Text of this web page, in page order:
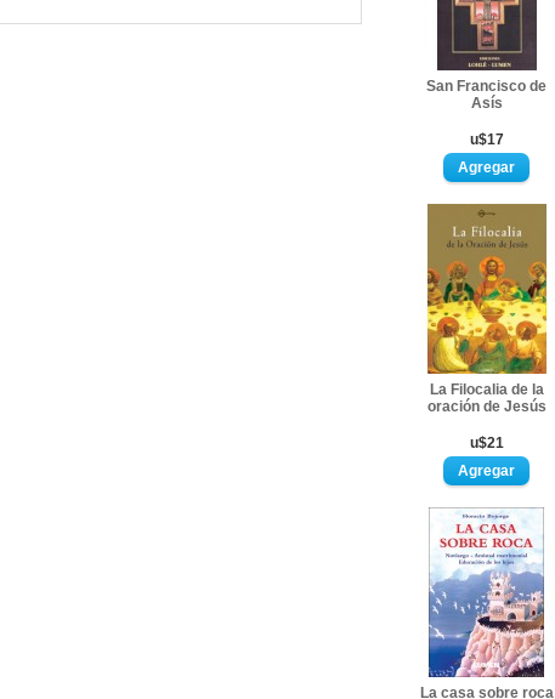
San Francisco de
Asís
u$17
La Filocalia de la
oración de Jesús
u$21
La casa sobre roca